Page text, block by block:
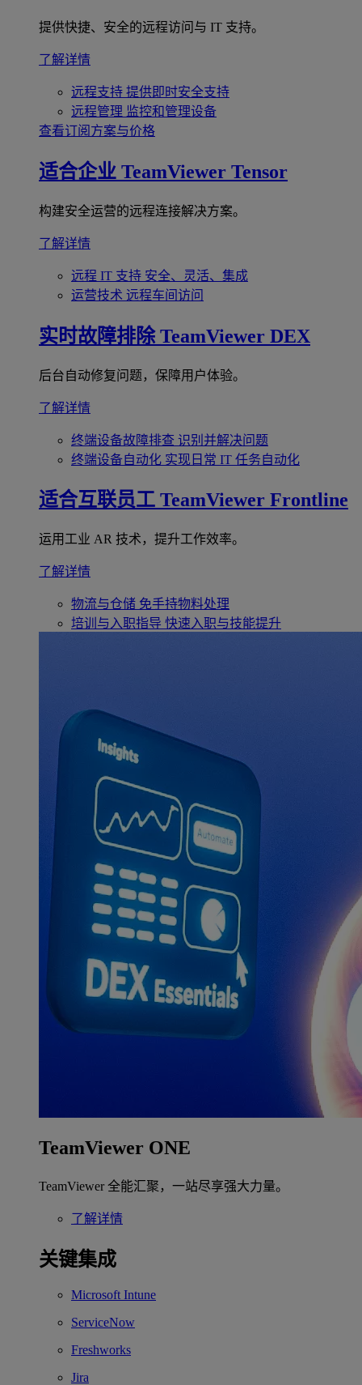
提供快捷、安全的远程访问与 IT 支持。
了解详情
远程支持 提供即时安全支持
远程管理 监控和管理设备
查看订阅方案与价格
适合企业 TeamViewer Tensor
构建安全运营的远程连接解决方案。
了解详情
远程 IT 支持 安全、灵活、集成
运营技术 远程车间访问
实时故障排除 TeamViewer DEX
后台自动修复问题，保障用户体验。
了解详情
终端设备故障排查 识别并解决问题
终端设备自动化 实现日常 IT 任务自动化
适合互联员工 TeamViewer Frontline
运用工业 AR 技术，提升工作效率。
了解详情
物流与仓储 免手持物料处理
培训与入职指导 快速入职与技能提升
TeamViewer ONE
TeamViewer 全能汇聚，一站尽享强大力量。
了解详情
关键集成
Microsoft Intune
ServiceNow
Freshworks
Jira